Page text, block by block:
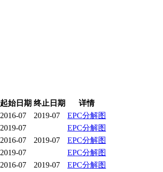
起始日期 终止日期
详情
2016-07 2019-07
EPC分解图
2019-07
EPC分解图
2016-07 2019-07
EPC分解图
2019-07
EPC分解图
2016-07 2019-07
EPC分解图